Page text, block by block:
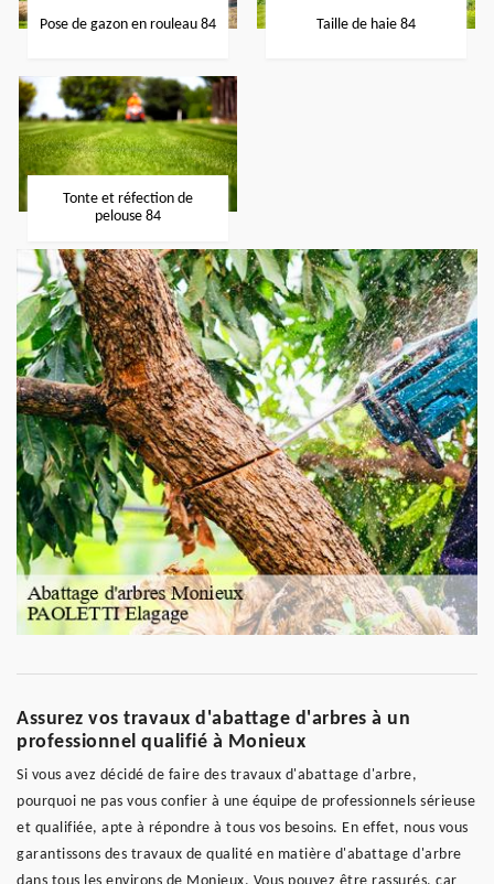
Pose de gazon en rouleau 84 Taille de haie 84
Tonte et réfection de
pelouse 84
Assurez vos travaux d'abattage d'arbres à un
professionnel qualifié à Monieux
Si vous avez décidé de faire des travaux d'abattage d'arbre,
pourquoi ne pas vous confier à une équipe de professionnels sérieuse
et qualifiée, apte à répondre à tous vos besoins. En effet, nous vous
garantissons des travaux de qualité en matière d'abattage d'arbre
dans tous les environs de Monieux. Vous pouvez être rassurés, car